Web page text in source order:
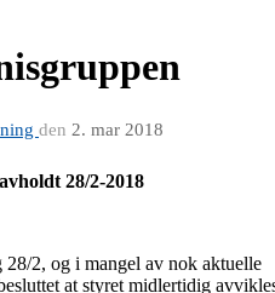
den 2. mar 2018
28/2-2018
28/2, og i mangel av nok aktuelle
at styret midlertidig